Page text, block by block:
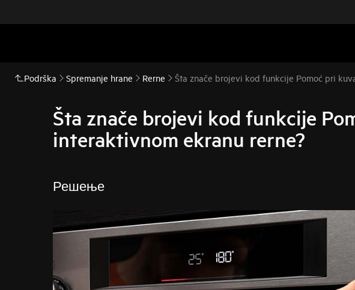
Podrška Spremanje hrane Rerne Šta znače brojevi kod funkcije Pomoć pri
Šta znače brojevi kod funkcije
interaktivnom ekranu rerne?
Решење